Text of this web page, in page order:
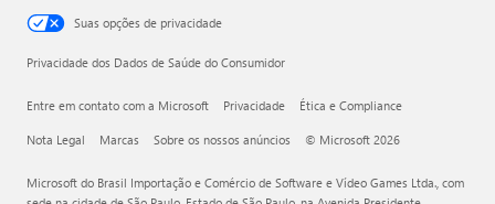
Suas opções de privacidade
Privacidade dos Dados de Saúde do Consumidor
Entre em contato com a Microsoft Privacidade Ética e Compliance
Nota Legal Marcas Sobre os nossos anúncios © Microsoft 2026
Microsoft do Brasil Importação e Comércio de Software e Vídeo Games Ltda., com